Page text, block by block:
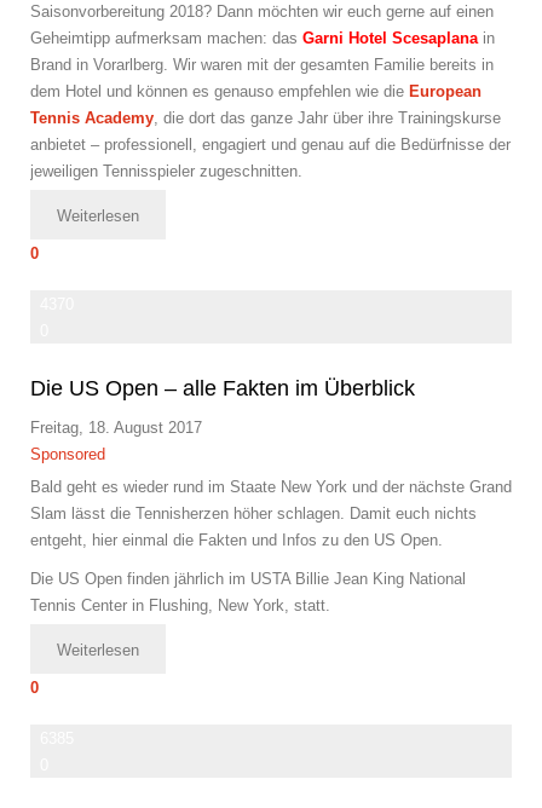
Saisonvorbereitung 2018? Dann möchten wir euch gerne auf einen
Geheimtipp aufmerksam machen: das Garni Hotel Scesaplanain
Brand in Vorarlberg. Wir waren mit der gesamten Familie bereits in
dem Hotel und können es genauso empfehlen wie die European
Tennis Academy, die dort das ganze Jahr über ihre Trainingskurse
anbietet – professionell, engagiert und genau auf die Bedürfnisse der
jeweiligen Tennisspieler zugeschnitten.
Weiterlesen
0
Die US Open – alle Fakten im Überblick
Freitag, 18. August 2017
Sponsored
Bald geht es wieder rund im Staate New York und der nächste Grand
Slam lässt die Tennisherzen höher schlagen. Damit euch nichts
entgeht, hier einmal die Fakten und Infos zu den US Open.
Die US Open finden jährlich im USTA Billie Jean King National
Tennis Center in Flushing, New York, statt.
Weiterlesen
0